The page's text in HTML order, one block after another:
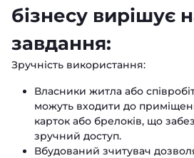
бізнесу вирішує
завдання:
Зручність використання:
Власники житла або
можуть входити до
карток або брелоків, що
зручний доступ.
Вбудований зчитувач